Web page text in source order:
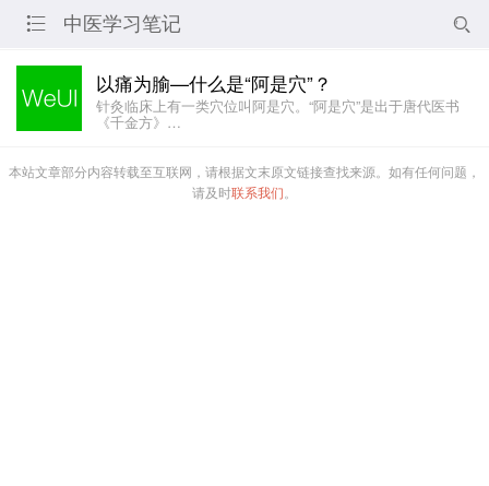
 中医学习笔记 
以痛为腧—什么是“阿是穴”？
针灸临床上有一类穴位叫阿是穴。“阿是穴”是出于唐代医书
《千金方》…
本站文章部分内容转载至互联网，请根据文末原文链接查找来源。如有任何问题，
请及时联系我们